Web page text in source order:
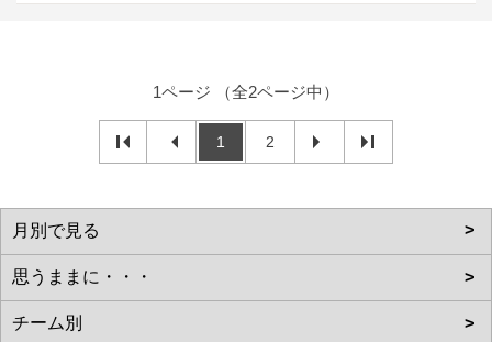
1ページ （全2ページ中）
1 2